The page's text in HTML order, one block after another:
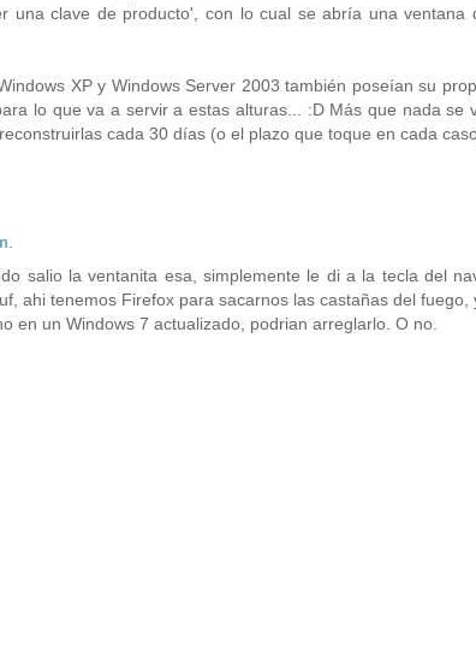
una clave de producto', con lo cual se abría una
XP y Windows Server 2003 también poseían su
lo que va a servir a estas alturas... :D Más que nada
cada 30 días (o el plazo que toque en cada
salio la ventanita esa, simplemente le di a la tecla del
ahi tenemos Firefox para sacarnos las castañas del fuego,
en un Windows 7 actualizado, podrian arreglarlo. O no.